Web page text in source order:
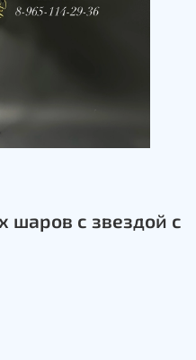
шаров с звездой с